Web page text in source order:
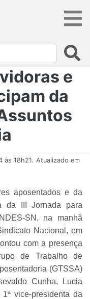
e
da
às 18h21. Atualizado em
aposentados e da
da III Jornada para
SN, na manhã
Nacional, em
com a presença
de Trabalho de
(GTSSA)
Cunha, Lucia
vice-presidenta da